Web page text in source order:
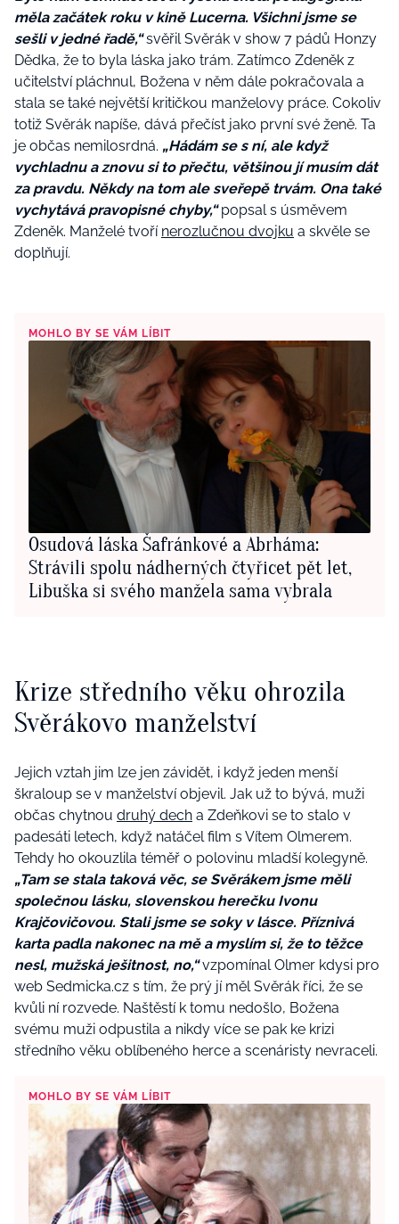
měla začátek roku v kině Lucerna. Všichni jsme se
sešli v jedné řadě,“svěřil Svěrák v show 7 pádů Honzy
Dědka, že to byla láska jako trám. Zatímco Zdeněk z
učitelství pláchnul, Božena v něm dále pokračovala a
stala se také největší kritičkou manželovy práce. Cokoliv
totiž Svěrák napíše, dává přečíst jako první své ženě. Ta
je občas nemilosrdná. „Hádám se s ní, ale když
vychladnu a znovu si to přečtu, většinou jí musím dát
za pravdu. Někdy na tom ale sveřepě trvám. Ona také
vychytává pravopisné chyby,“popsal s úsměvem
Zdeněk. Manželé tvoří nerozlučnou dvojku a skvěle se
doplňují.
MOHLO BY SE VÁM LÍBIT
Osudová láska Šafránkové a Abrháma:
Strávili spolu nádherných čtyřicet pět let,
Libuška si svého manžela sama vybrala
Krize středního věku ohrozila
Svěrákovo manželství
Jejich vztah jim lze jen závidět, i když jeden menší
škraloup se v manželství objevil. Jak už to bývá, muži
občas chytnou druhý dech a Zdeňkovi se to stalo v
padesáti letech, když natáčel film s Vítem Olmerem.
Tehdy ho okouzlila téměř o polovinu mladší kolegyně.
„Tam se stala taková věc, se Svěrákem jsme měli
společnou lásku, slovenskou herečku Ivonu
Krajčovičovou. Stali jsme se soky v lásce. Příznivá
karta padla nakonec na mě a myslím si, že to těžce
nesl, mužská ješitnost, no,“vzpomínal Olmer kdysi pro
web Sedmicka.cz s tím, že prý jí měl Svěrák říci, že se
kvůli ní rozvede. Naštěstí k tomu nedošlo, Božena
svému muži odpustila a nikdy více se pak ke krizi
středního věku oblíbeného herce a scenáristy nevraceli.
MOHLO BY SE VÁM LÍBIT